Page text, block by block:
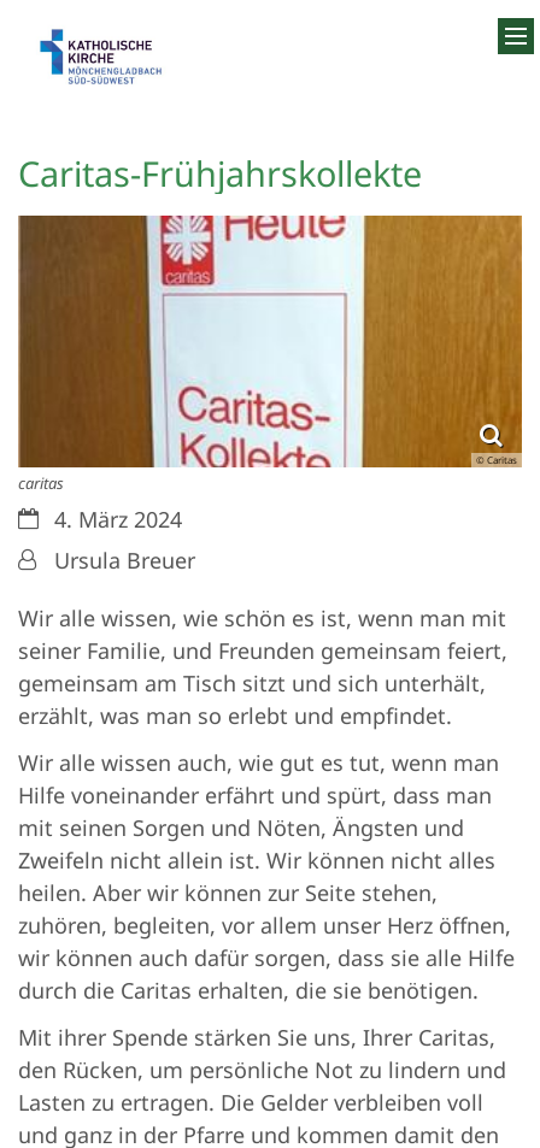
Caritas-Frühjahrskollekte
© Caritas
caritas
Datum:4. März 2024
Von:Ursula Breuer
Wir alle wissen, wie schön es ist, wenn man mit
seiner Familie, und Freunden gemeinsam feiert,
gemeinsam am Tisch sitzt und sich unterhält,
erzählt, was man so erlebt und empfindet.
Wir alle wissen auch, wie gut es tut, wenn man
Hilfe voneinander erfährt und spürt, dass man
mit seinen Sorgen und Nöten, Ängsten und
Zweifeln nicht allein ist. Wir können nicht alles
heilen. Aber wir können zur Seite stehen,
zuhören, begleiten, vor allem unser Herz öffnen,
wir können auch dafür sorgen, dass sie alle Hilfe
durch die Caritas erhalten, die sie benötigen.
Mit ihrer Spende stärken Sie uns, Ihrer Caritas,
den Rücken, um persönliche Not zu lindern und
Lasten zu ertragen. Die Gelder verbleiben voll
und ganz in der Pfarre und kommen damit den